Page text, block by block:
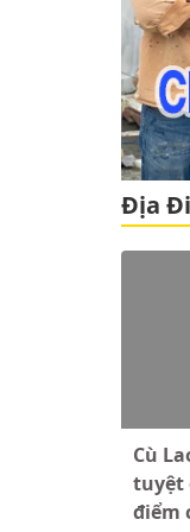
Địa
Cù
tuyệt
điểm